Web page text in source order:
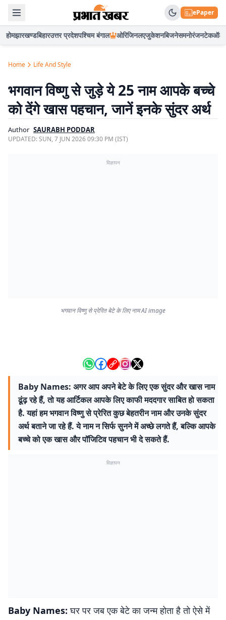
ePaper
होमझारखण्डबिहारउत्तर प्रदेशपश्चिम बंगाल ओरिजिनलएजुकेशनबिजनेसमनोरंजनटेकऑटो
Home Life And Style
भगवान विष्णु से जुड़े ये 25 नाम आपके बच्चे
को देंगे खास पहचान, जानें इनके सुंदर अर्थ
Author SAURABH PODDAR
UPDATED:SUN, 7 JUN 2026 09:30 PM (IST)
विज्ञापन
भगवान विष्णु से प्रेरित बेटे के लिए नाम AI image
Baby Names: अगर आप अपने बेटे के लिए एक सुंदर और खास नाम
ढूंढ़ रहे हैं, तो यह आर्टिकल आपके लिए काफी मददगार साबित हो सकता
है. यहां हम भगवान विष्णु से प्रेरित कुछ बेहतरीन नाम और उनके सुंदर
अर्थ बताने जा रहे हैं. ये नाम न सिर्फ सुनने में अच्छे लगते हैं, बल्कि आपके
बच्चे को एक खास और पॉजिटिव पहचान भी दे सकते हैं.
विज्ञापन
Baby Names: घर पर जब एक बेटे का जन्म होता है तो ऐसे में